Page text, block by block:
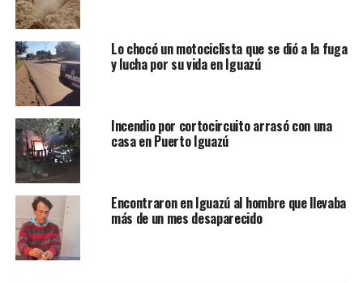
Lo chocó un motociclista que se dió a la fuga
y lucha por su vida en Iguazú
Incendio por cortocircuito arrasó con una
casa en Puerto Iguazú
Encontraron en Iguazú al hombre que llevaba
más de un mes desaparecido